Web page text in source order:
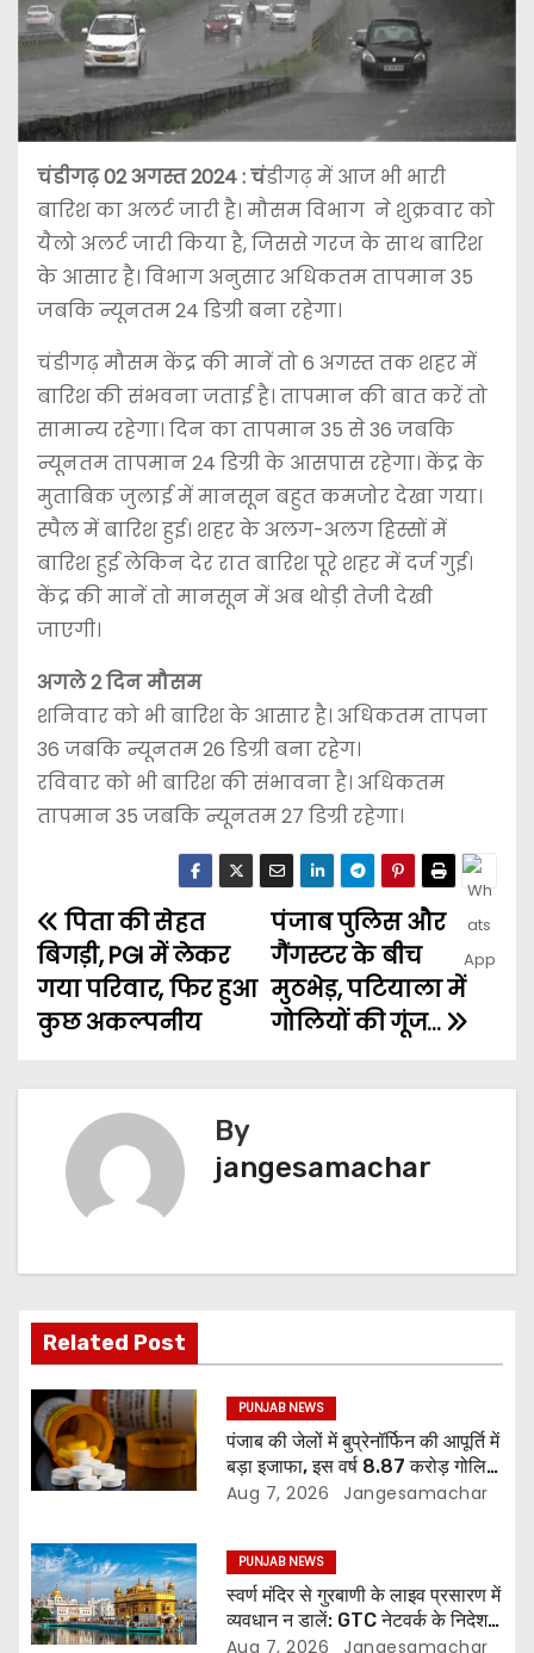
चंडीगढ़ 02 अगस्त 2024 : चंडीगढ़ में आज भी भारी
बारिश का अलर्ट जारी है। मौसम विभाग ने शुक्रवार को
यैलो अलर्ट जारी किया है, जिससे गरज के साथ बारिश
के आसार है। विभाग अनुसार अधिकतम तापमान 35
जबकि न्यूनतम 24 डिग्री बना रहेगा।
चंडीगढ़ मौसम केंद्र की मानें तो 6 अगस्त तक शहर में
बारिश की संभवना जताई है। तापमान की बात करें तो
सामान्य रहेगा। दिन का तापमान 35 से 36 जबकि
न्यूनतम तापमान 24 डिग्री के आसपास रहेगा। केंद्र के
मुताबिक जुलाई में मानसून बहुत कमजोर देखा गया।
स्पैल में बारिश हुई। शहर के अलग-अलग हिस्सों में
बारिश हुई लेकिन देर रात बारिश पूरे शहर में दर्ज गुई।
केंद्र की मानें तो मानसून में अब थोड़ी तेजी देखी
जाएगी।
अगले 2 दिन मौसम
शनिवार को भी बारिश के आसार है। अधिकतम तापना
36 जबकि न्यूनतम 26 डिग्री बना रहेग।
रविवार को भी बारिश की संभावना है। अधिकतम
तापमान 35 जबकि न्यूनतम 27 डिग्री रहेगा।
पंजाब पुलिस और
गैंगस्टर के बीच
मुठभेड़, पटियाला में
गोलियों की गूंज…
पिता की सेहत
बिगड़ी, PGI में लेकर
गया परिवार, फिर हुआ
कुछ अकल्पनीय
By
jangesamachar
Related Post
PUNJAB NEWS
पंजाब की जेलों में बुप्रेनॉर्फिन की आपूर्ति में
बड़ा इजाफा, इस वर्ष 8.87 करोड़ गोलियां
जारी: रिपोर्ट
Aug 7, 2026 Jangesamachar
PUNJAB NEWS
स्वर्ण मंदिर से गुरबाणी के लाइव प्रसारण में
व्यवधान न डालें: GTC नेटवर्क के निदेशक
की SGPC से अपील
Aug 7, 2026 Jangesamachar